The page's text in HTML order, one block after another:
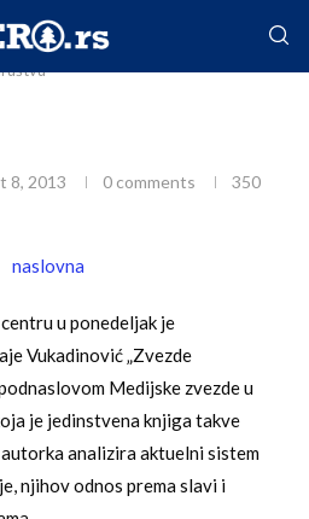
Film i TV
8, 2013 0 comments
350
u ponedeljak je
Vukadinović „Zvezde
Medijske zvezde u
je jedinstvena knjiga takve
analizira aktuelni sistem
njihov odnos prema slavi i